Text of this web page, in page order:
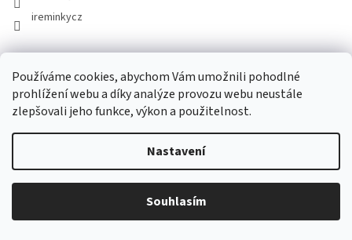
Používáme cookies, abychom Vám umožnili pohodlné
prohlížení webu a díky analýze provozu webu neustále
zlepšovali jeho funkce, výkon a použitelnost.
Nastavení
Souhlasím
s
ireminkycz
Doprava a platba
Obchodní podmínky
Podmínky ochrany osobních údajů
Kontakty